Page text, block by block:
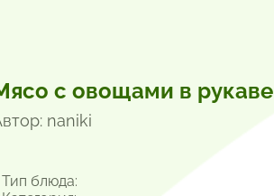
с овощами в рукаве
naniki
блюда: